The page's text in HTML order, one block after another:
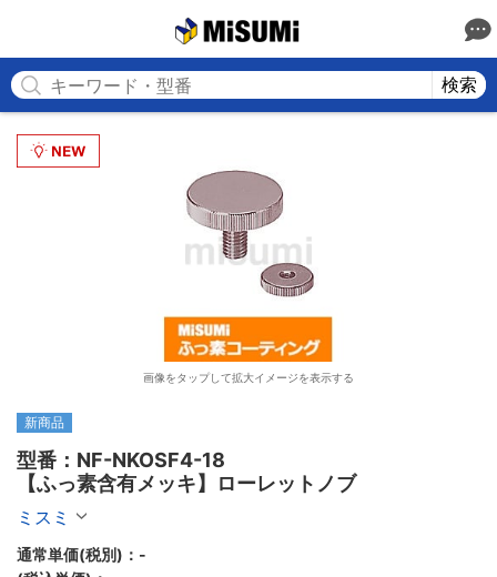
検索
画像をタップして拡大イメージを表示する
新商品
型番：NF-NKOSF4-18
【ふっ素含有メッキ】ローレットノブ
ミスミ
通常単価(税別)： -